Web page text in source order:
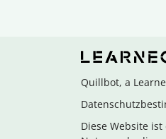
Quillbot, a
Diese Website